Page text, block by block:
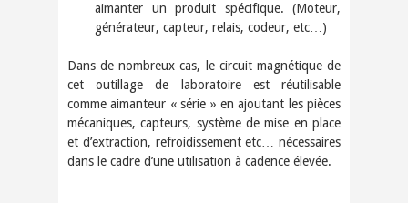
aimanter un produit spécifique. (Moteur,
générateur, capteur, relais, codeur, etc…)
Dans de nombreux cas, le circuit magnétique de
cet outillage de laboratoire est réutilisable
comme aimanteur « série » en ajoutant les pièces
mécaniques, capteurs, système de mise en place
et d’extraction, refroidissement etc… nécessaires
dans le cadre d’une utilisation à cadence élevée.